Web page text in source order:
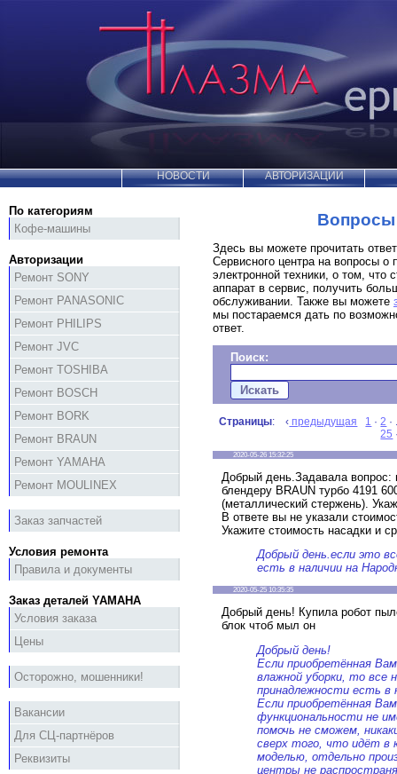
НОВОСТИ АВТОРИЗАЦИИ
По категориям
Кофе-машины
Авторизации
Ремонт SONY
Ремонт PANASONIC
Ремонт PHILIPS
Ремонт JVC
Ремонт TOSHIBA
Ремонт BOSCH
Ремонт BORK
Ремонт BRAUN
Ремонт YAMAHA
Ремонт MOULINEX
Заказ запчастей
Условия ремонта
Правила и документы
Заказ деталей YAMAHA
Условия заказа
Цены
Осторожно, мошенники!
Вакансии
Для СЦ-партнёров
Реквизиты
Вопросы
Здесь вы можете прочитать
Сервисного центра на вопросы о
электронной техники, о том, что
аппарат в сервис, получить
обслуживании. Также вы можете
мы постараемся дать по
ответ.
Поиск:
Страницы: ‹ предыдущая 1 ·2 ·
25
2020-05-26 15:32:25
Добрый день.Задавала вопрос:
блендеру BRAUN турбо 4191
(металлический стержень).
В ответе вы не указали
Укажите стоимость насадки и
Добрый день.если это
есть в наличии на
2020-05-25 10:35:35
Добрый день! Купила робот
блок чтоб мыл он
Добрый день!
Если приобретённая
влажной уборки, то все
принадлежности есть в
Если приобретённая
функциональности не
помочь не сможем,
сверх того, что идёт в
моделью, отдельно
центры не